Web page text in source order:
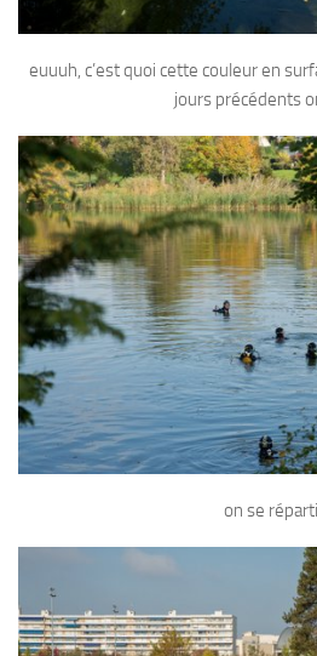
Lac Merveilleux
Vidéo
Peinture
NAGE
NAP / NEV
Agenda
Les Palmes du Lac
Résultats Compétitions
MATERIEL
Section Matériel
euuuh, c’est quoi cette couleur en
jours précédents
on se réparti